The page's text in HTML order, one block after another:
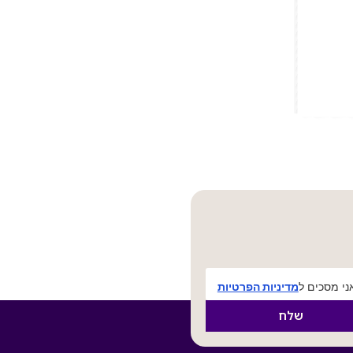
מסכים למדיניות הפרטיות
שלח